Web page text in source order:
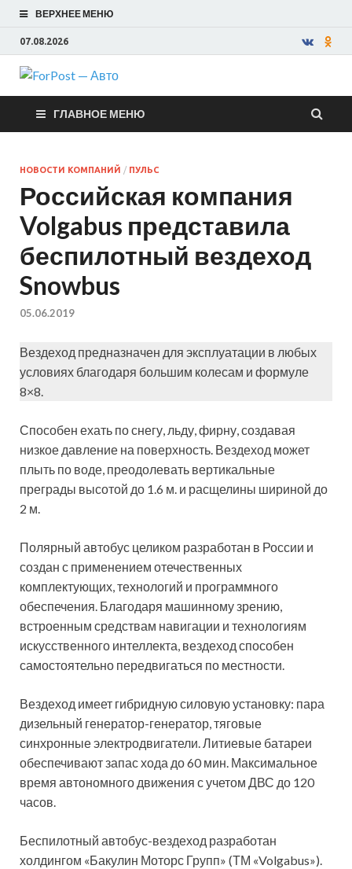
ВЕРХНЕЕ МЕНЮ
07.08.2026
ForPost —
Авто
ГЛАВНОЕ МЕНЮ
НОВОСТИ КОМПАНИЙ / ПУЛЬС
Российская компания
Volgabus представила
беспилотный вездеход
Snowbus
05.06.2019
Вездеход предназначен для эксплуатации в любых
условиях благодаря большим колесам и формуле
8×8.
Способен ехать по снегу, льду, фирну, создавая
низкое давление на поверхность. Вездеход может
плыть по воде, преодолевать вертикальные
преграды высотой до 1.6 м. и расщелины шириной до
2 м.
Полярный автобус целиком разработан в России и
создан с применением отечественных
комплектующих, технологий и программного
обеспечения. Благодаря машинному зрению,
встроенным средствам навигации и технологиям
искусственного интеллекта, вездеход способен
самостоятельно передвигаться по местности.
Вездеход имеет гибридную силовую установку: пара
дизельный генератор-генератор, тяговые
синхронные электродвигатели. Литиевые батареи
обеспечивают запас хода до 60 мин. Максимальное
время автономного движения с учетом ДВС до 120
часов.
Беспилотный автобус-вездеход разработан
холдингом «Бакулин Моторс Групп» (ТМ «Volgabus»).